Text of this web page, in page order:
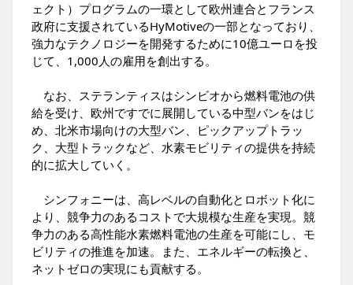
ェクト）プログラムの一環として欧州連合とフランス
政府に支援されているHyMotiveの一部となっており、
強力なテクノロジーを開発するために10億ユーロを投
じて、1,000人の雇用を創出する。
なお、ステランティスはシンビオから燃料電池の供
給を受け、欧州ですでに展開している中型バンをはじ
め、北米市場向けの大型バン、ピックアップトラッ
ク、大型トラックなど、水素モビリティの提供を持続
的に拡大していく。
シンフォニーは、高レベルの自動化とロボット化に
より、競争力のあるコストで大規模な生産を実現。競
争力のある高性能水素燃料電池の生産を可能にし、モ
ビリティの推進を加速。また、エネルギーの転換と、
ネットゼロの実現にも貢献する。